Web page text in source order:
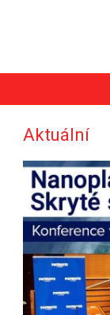
Aktuální